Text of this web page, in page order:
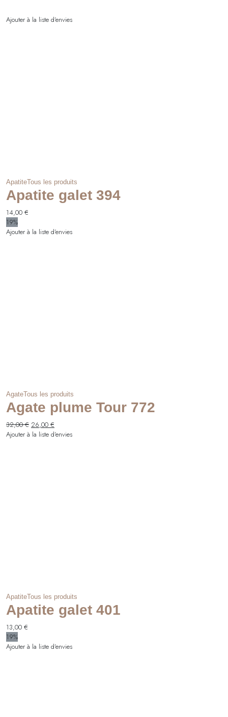
Ajouter à la liste d'envies
ApatiteTous les produits
Apatite galet 394
14,00 €
19%
Ajouter à la liste d'envies
AgateTous les produits
Agate plume Tour 772
32,00€ Le
prix
26,00 €
prix
Ajouter à la liste d'envies
ApatiteTous les produits
Apatite galet 401
13,00 €
19%
Ajouter à la liste d'envies